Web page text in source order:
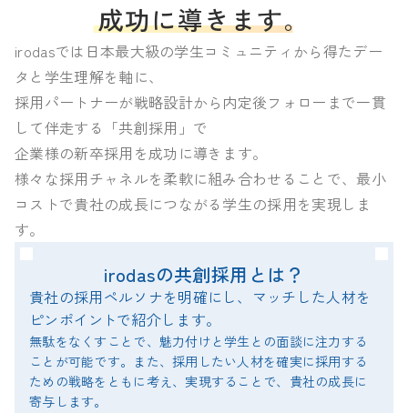
成功に導きます。
irodasでは日本最大級の学生コミュニティから得たデー
タと学生理解を軸に、
採用パートナーが戦略設計から内定後フォローまで一貫
して伴走する「共創採用」で
企業様の新卒採用を成功に導きます。
様々な採用チャネルを柔軟に組み合わせることで、最小
コストで貴社の成長につながる学生の採用を実現しま
す。
irodasの共創採用とは？
貴社の採用ペルソナを明確にし、マッチした人材を
ピンポイ ン トで紹介します。
無駄をなくすことで、魅力付けと学生との面談に注力する
ことが可能です。また、採用したい人材を確実に採用する
ための戦略をともに考え、実現することで、貴社の成長に
寄与します。